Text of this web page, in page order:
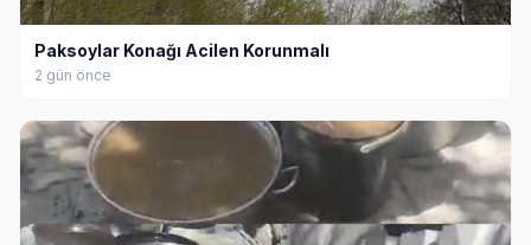
Paksoylar Konağı Acilen Korunmalı
2 gün önce